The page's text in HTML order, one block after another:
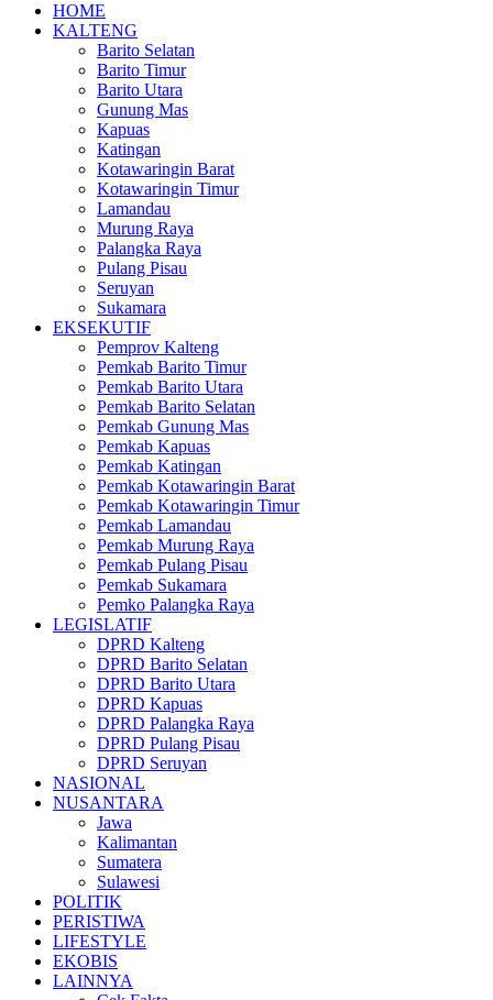
HOME
KALTENG
Barito Selatan
Barito Timur
Barito Utara
Gunung Mas
Kapuas
Katingan
Kotawaringin Barat
Kotawaringin Timur
Lamandau
Murung Raya
Palangka Raya
Pulang Pisau
Seruyan
Sukamara
EKSEKUTIF
Pemprov Kalteng
Pemkab Barito Timur
Pemkab Barito Utara
Pemkab Barito Selatan
Pemkab Gunung Mas
Pemkab Kapuas
Pemkab Katingan
Pemkab Kotawaringin Barat
Pemkab Kotawaringin Timur
Pemkab Lamandau
Pemkab Murung Raya
Pemkab Pulang Pisau
Pemkab Sukamara
Pemko Palangka Raya
LEGISLATIF
DPRD Kalteng
DPRD Barito Selatan
DPRD Barito Utara
DPRD Kapuas
DPRD Palangka Raya
DPRD Pulang Pisau
DPRD Seruyan
NASIONAL
NUSANTARA
Jawa
Kalimantan
Sumatera
Sulawesi
POLITIK
PERISTIWA
LIFESTYLE
EKOBIS
LAINNYA